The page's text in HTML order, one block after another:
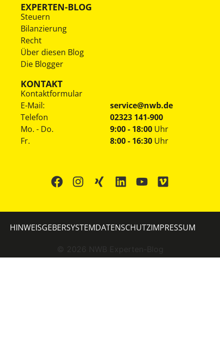
EXPERTEN-BLOG
Steuern
Bilanzierung
Recht
Über diesen Blog
Die Blogger
KONTAKT
Kontaktformular
E-Mail:
service@nwb.de
Telefon
02323 141-900
Mo. - Do.
Fr.
9:00 - 18:00 Uhr
8:00 - 16:30 Uhr
© 2026 NWB Experten-Blog
HINWEISGEBERSYSTEMDATENSCHUTZIMPRESSUM